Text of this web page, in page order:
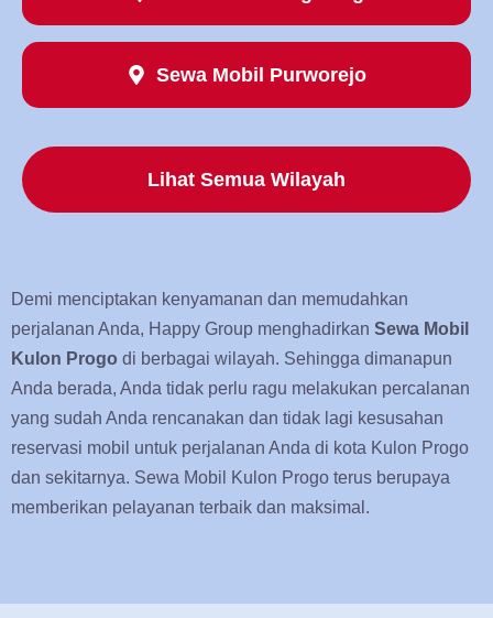
Sewa Mobil Purworejo
Lihat Semua Wilayah
Demi menciptakan kenyamanan dan memudahkan
perjalanan Anda, Happy Group menghadirkan Sewa Mobil
Kulon Progo di berbagai wilayah. Sehingga dimanapun
Anda berada, Anda tidak perlu ragu melakukan percalanan
yang sudah Anda rencanakan dan tidak lagi kesusahan
reservasi mobil untuk perjalanan Anda di kota Kulon Progo
dan sekitarnya. Sewa Mobil Kulon Progo terus berupaya
memberikan pelayanan terbaik dan maksimal.